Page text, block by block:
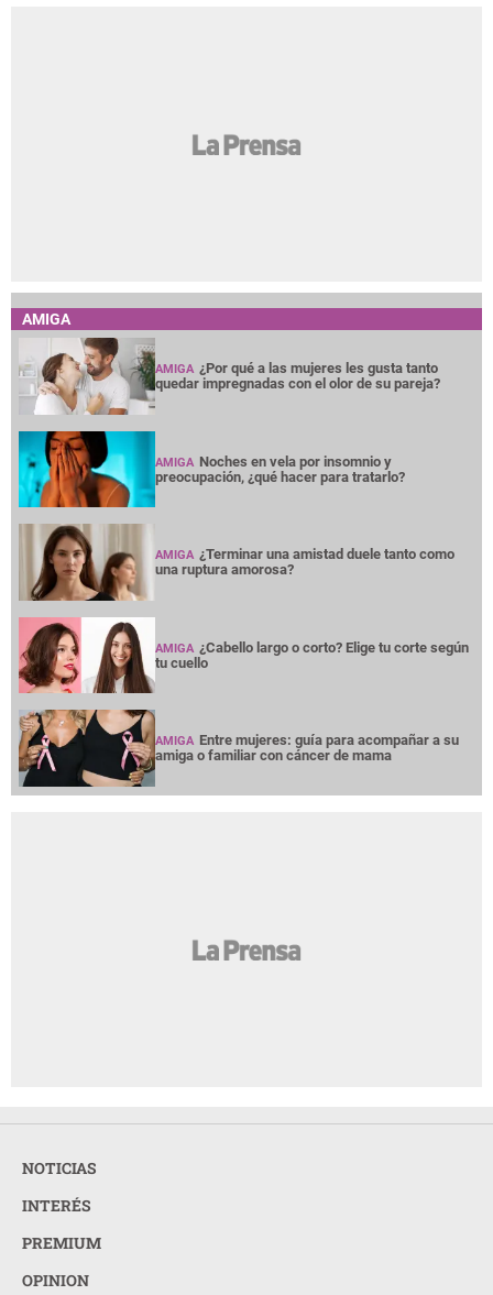
AMIGA
AMIGA ¿Por qué a las mujeres les gusta tanto
quedar impregnadas con el olor de su pareja?
AMIGA Noches en vela por insomnio y
preocupación, ¿qué hacer para tratarlo?
AMIGA ¿Terminar una amistad duele tanto como
una ruptura amorosa?
AMIGA ¿Cabello largo o corto? Elige tu corte según
tu cuello
AMIGA Entre mujeres: guía para acompañar a su
amiga o familiar con cáncer de mama
NOTICIAS
INTERÉS
PREMIUM
OPINION